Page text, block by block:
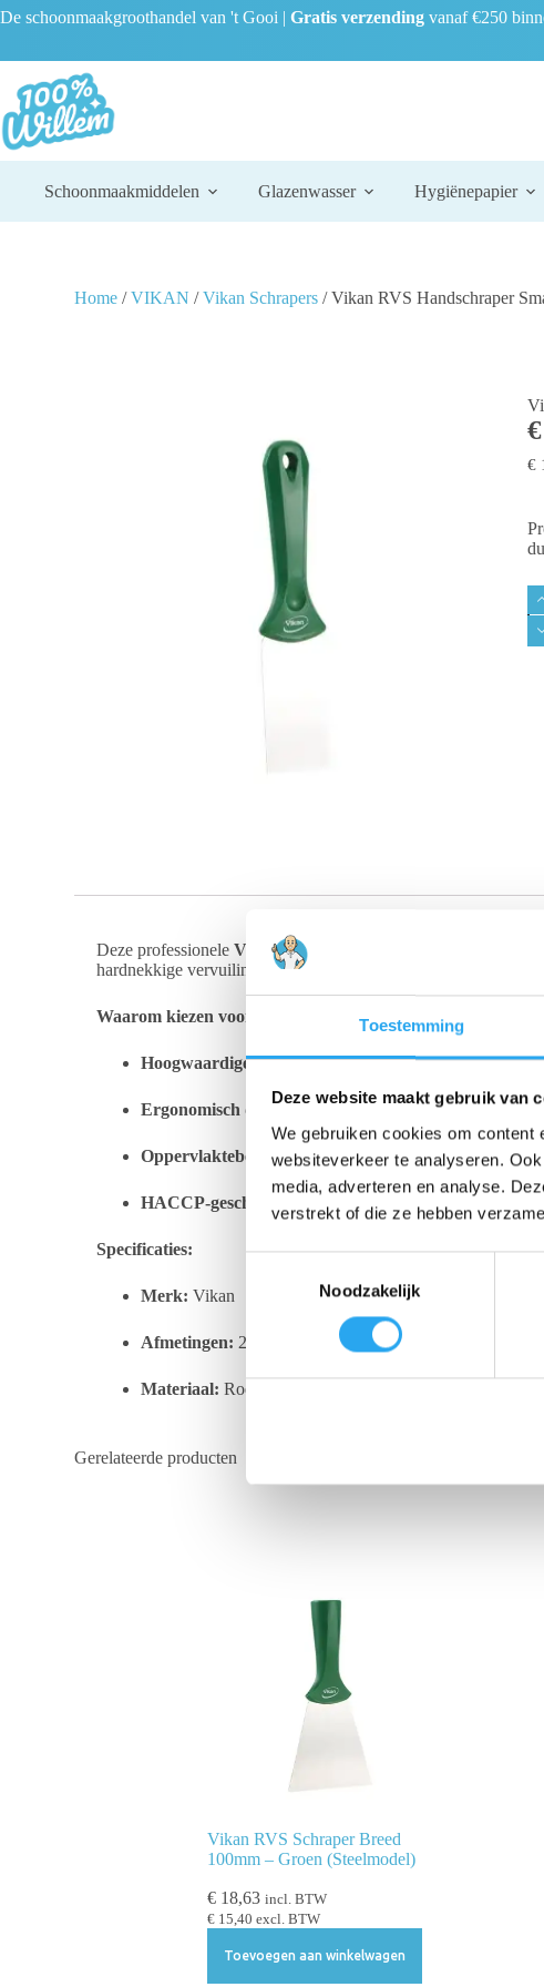
Toestemming
Deze website maakt gebruik van
We gebruiken cookies om content
websiteverkeer te analyseren.
media, adverteren en analyse.
verstrekt of die ze hebben
s
e
i
Noodzakelijk
De schoonmaakgroothandel van 't Gooi | Gratis verzending vanaf €250
Schoonmaakmiddelen Glazenwasser Hygiënepapier
Home /VIKAN /Vikan Schrapers / Vikan RVS Handschraper
€
€
Deze professioneleVikan handschraper
is de standaard in
hardnekkige vervuiling zoals verbrand voedsel, deegresten of
Waarom kiezen voor de Vikan RVS schraper?
Hoogwaardige materialen:Het roestvrijstalen blad is
Ergonomisch design:Voorzien van de bekende Vikan
Oppervlaktebescherming:De afgeronde hoeken van
HACCP-geschikt: Voldoet aan alle eisen voor gebruik
Specificaties:
Merk: Vikan
Afmetingen: 235 x 50 mm
Materiaal: Roestvrij staal (RVS) & Polypropyleen (PP)
Gerelateerde producten
Vikan RVS Schraper Breed
100mm – Groen (Steelmodel)
€ 18,63 incl. BTW
€ 15,40 excl. BTW
Toevoegen aan winkelwagen